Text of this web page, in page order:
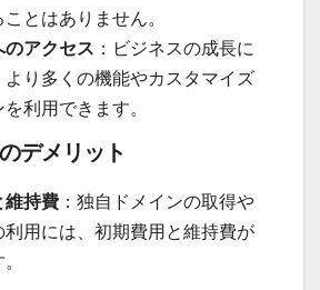
とはありません。
のアクセス ：ビジネスの成長に
より多くの機能やカスタマイズ
利用できます。
デメリット
維持費 ：独自ドメインの取得や
利用には、初期費用と維持費が